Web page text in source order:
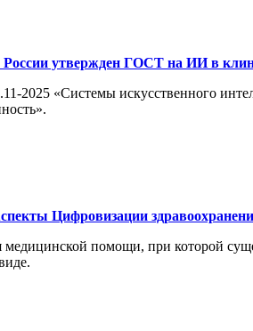
утвержден ГОСТ на ИИ в
2025 «Системы искусственного
Цифровизации
помощи, при которой